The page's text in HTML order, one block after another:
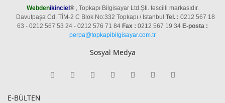
Webdenikinciel ®, Topkapı Bilgisayar Ltd.Şti. tescilli markasıdır.
Davutpaşa Cd. TİM-2 C Blok No:332 Topkapı / Istanbul Tel. : 0212 567 18
63 - 0212 567 53 24 - 0212 576 71 84 Fax : 0212 567 19 34 E-posta :
perpa@topkapibilgisayar.com.tr
Sosyal Medya
E-BÜLTEN